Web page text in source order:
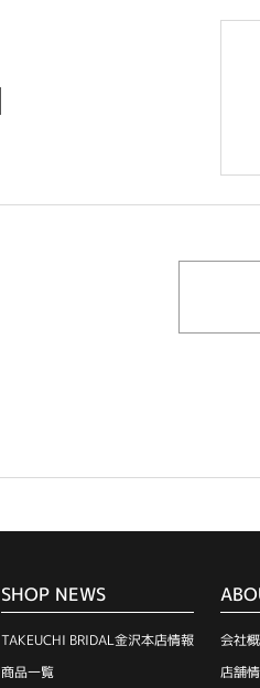
SHOP NEWS
TAKEUCHI BRIDAL金沢本店情報
商品一覧
会社
店舗